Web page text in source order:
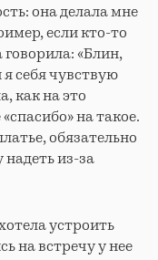
она делала мне
если кто-то
«Блин,
себя чувствую
как на это
на такое.
обязательно
надеть из-за
устроить
на встречу у нее